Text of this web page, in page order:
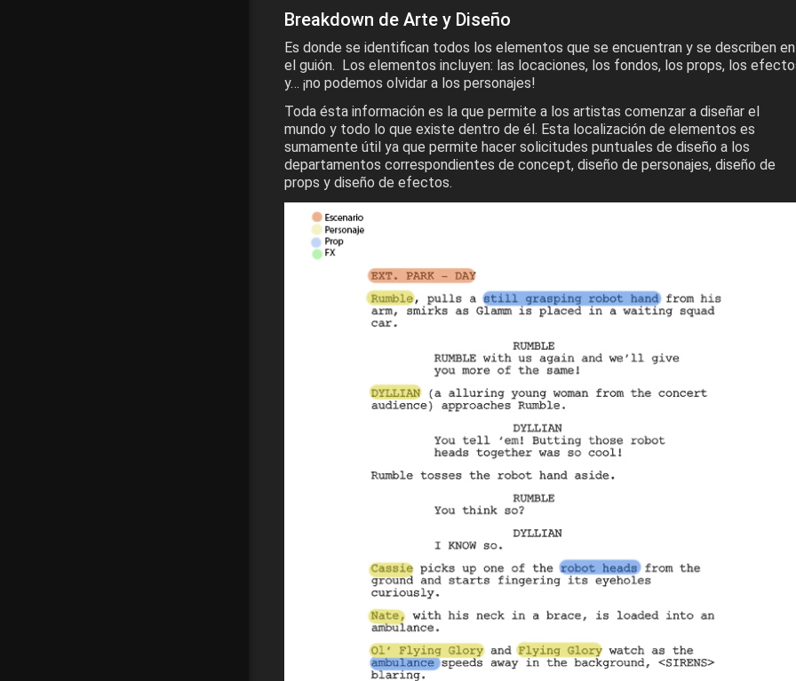
Breakdown de Arte y Diseño
Es donde se identifican todos los elementos que se encuentran y se describen en
el guión. Los elementos incluyen: las locaciones, los fondos, los props, los
y… ¡no podemos olvidar a los personajes!
Toda ésta información es la que permite a los artistas comenzar a diseñar el
mundo y todo lo que existe dentro de él. Esta localización de elementos es
sumamente útil ya que permite hacer solicitudes puntuales de diseño a los
departamentos correspondientes de concept, diseño de personajes, diseño de
props y diseño de efectos.